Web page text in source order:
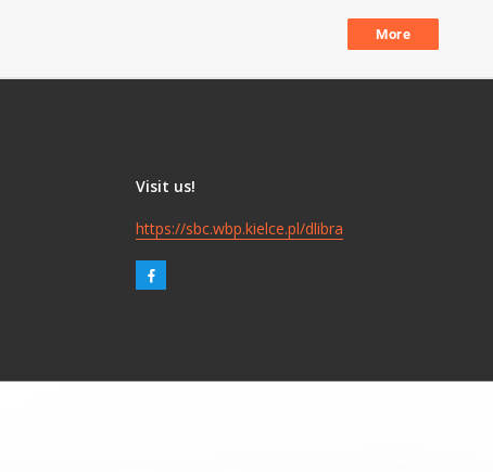
More
Visit us!
https://sbc.wbp.kielce.pl/dlibra